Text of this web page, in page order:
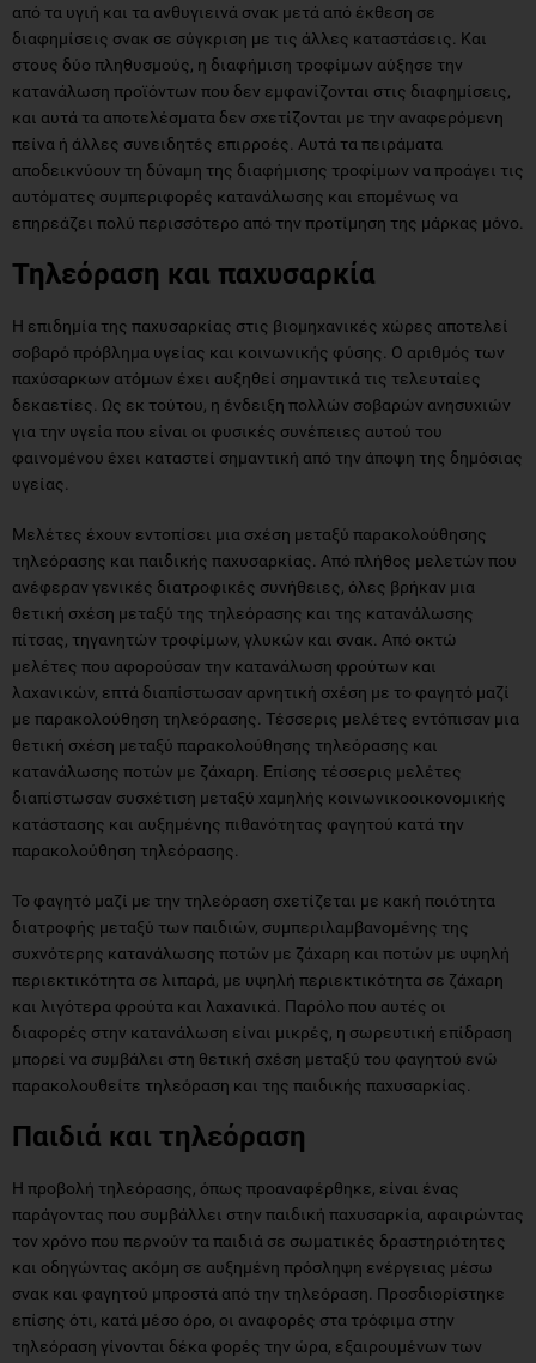
από τα υγιή και τα ανθυγιεινά σνακ μετά από έκθεση σε
διαφημίσεις σνακ σε σύγκριση με τις άλλες καταστάσεις. Και
στους δύο πληθυσμούς, η διαφήμιση τροφίμων αύξησε την
κατανάλωση προϊόντων που δεν εμφανίζονται στις διαφημίσεις,
και αυτά τα αποτελέσματα δεν σχετίζονται με την αναφερόμενη
πείνα ή άλλες συνειδητές επιρροές. Αυτά τα πειράματα
αποδεικνύουν τη δύναμη της διαφήμισης τροφίμων να προάγει τις
αυτόματες συμπεριφορές κατανάλωσης και επομένως να
επηρεάζει πολύ περισσότερο από την προτίμηση της μάρκας μόνο.
Τηλεόραση και παχυσαρκία
Η επιδημία της παχυσαρκίας στις βιομηχανικές χώρες αποτελεί
σοβαρό πρόβλημα υγείας και κοινωνικής φύσης. Ο αριθμός των
παχύσαρκων ατόμων έχει αυξηθεί σημαντικά τις τελευταίες
δεκαετίες. Ως εκ τούτου, η ένδειξη πολλών σοβαρών ανησυχιών
για την υγεία που είναι οι φυσικές συνέπειες αυτού του
φαινομένου έχει καταστεί σημαντική από την άποψη της δημόσιας
υγείας.
Μελέτες έχουν εντοπίσει μια σχέση μεταξύ παρακολούθησης
τηλεόρασης και παιδικής παχυσαρκίας. Από πλήθος μελετών που
ανέφεραν γενικές διατροφικές συνήθειες, όλες βρήκαν μια
θετική σχέση μεταξύ της τηλεόρασης και της κατανάλωσης
πίτσας, τηγανητών τροφίμων, γλυκών και σνακ. Από οκτώ
μελέτες που αφορούσαν την κατανάλωση φρούτων και
λαχανικών, επτά διαπίστωσαν αρνητική σχέση με το φαγητό μαζί
με παρακολούθηση τηλεόρασης. Τέσσερις μελέτες εντόπισαν μια
θετική σχέση μεταξύ παρακολούθησης τηλεόρασης και
κατανάλωσης ποτών με ζάχαρη. Επίσης τέσσερις μελέτες
διαπίστωσαν συσχέτιση μεταξύ χαμηλής κοινωνικοοικονομικής
κατάστασης και αυξημένης πιθανότητας φαγητού κατά την
παρακολούθηση τηλεόρασης.
Το φαγητό μαζί με την τηλεόραση σχετίζεται με κακή ποιότητα
διατροφής μεταξύ των παιδιών, συμπεριλαμβανομένης της
συχνότερης κατανάλωσης ποτών με ζάχαρη και ποτών με υψηλή
περιεκτικότητα σε λιπαρά, με υψηλή περιεκτικότητα σε ζάχαρη
και λιγότερα φρούτα και λαχανικά. Παρόλο που αυτές οι
διαφορές στην κατανάλωση είναι μικρές, η σωρευτική επίδραση
μπορεί να συμβάλει στη θετική σχέση μεταξύ του φαγητού ενώ
παρακολουθείτε τηλεόραση και της παιδικής παχυσαρκίας.
Παιδιά και τηλεόραση
Η προβολή τηλεόρασης, όπως προαναφέρθηκε, είναι ένας
παράγοντας που συμβάλλει στην παιδική παχυσαρκία, αφαιρώντας
τον χρόνο που περνούν τα παιδιά σε σωματικές δραστηριότητες
και οδηγώντας ακόμη σε αυξημένη πρόσληψη ενέργειας μέσω
σνακ και φαγητού μπροστά από την τηλεόραση. Προσδιορίστηκε
επίσης ότι, κατά μέσο όρο, οι αναφορές στα τρόφιμα στην
τηλεόραση γίνονται δέκα φορές την ώρα, εξαιρουμένων των